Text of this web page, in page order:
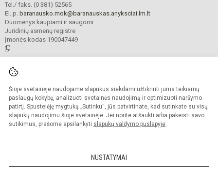
Šioje svetainėje naudojame slapukus siekdami užtikrinti jums teikiamų
paslaugų kokybę, analizuoti svetainės naudojimą ir optimizuoti naršymo
patirtį. Spustelėję mygtuką „Sutinku“, jūs patvirtinate, kad sutinkate su visų
slapukų naudojimu šioje svetainėje. Jei norite atšaukti arba pakeisti savo
sutikimus, prašome apsilankyti slapukų valdymo puslapyje.
NUSTATYMAI
Tel./ faks. (0 381) 52565
El. p. baranausko.mok@baranauskas.anyksciai.lm.lt
Duomenys kaupiami ir saugomi
Juridinių asmenų registre
Įmonės kodas 190047449
Kopijuoti turinį be raštiško mokyklos administracijos sutikimo griežtai
draudžiama.
Prieinamumo paraiška Slapukų valdymas
Sumanus būdas atnaujinti